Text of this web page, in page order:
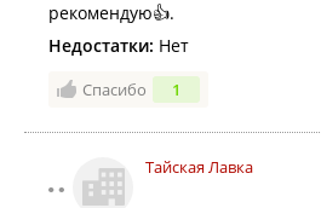
рекомендую👍.
Недостатки: Нет
Спасибо 1
Тайская Лавка